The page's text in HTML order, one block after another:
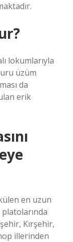
lokumlarıyla
üzüm
da
erik
en uzun
platolarında
Kırşehir,
illerinden